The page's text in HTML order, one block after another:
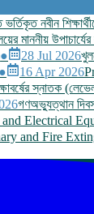
নবীন
মাননীয় উপাচার্যের
● 28 Jul 2026
● 16 Apr 2026
স্নাতক
গণঅভ্যুত্থান দিবস
Electrical
and Fire